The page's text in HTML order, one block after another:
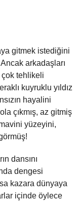
gitmek istediğini
arkadaşları
çok tehlikeli
kuyruklu yıldız
hayalini
çıkmış, az gitmiş
yüzeyini,
dansını
dengesi
kazara dünyaya
içinde öylece